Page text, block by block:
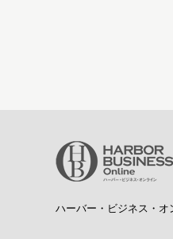
ハーバー・ビジネス・オ